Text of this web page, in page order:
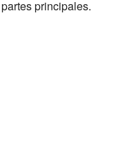
principales.